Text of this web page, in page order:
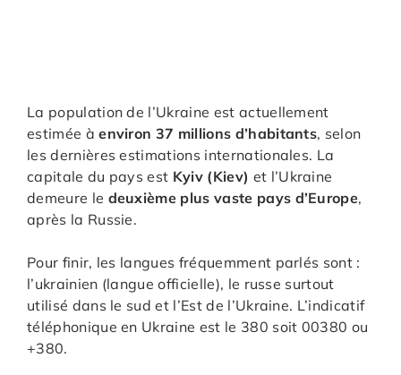
La population de l’Ukraine est actuellement
estimée àenviron 37 millions d’habitants, selon
les dernières estimations internationales. La
capitale du pays est Kyiv (Kiev) et l’Ukraine
demeure le deuxième plus vaste pays d’Europe,
après la Russie.
Pour finir, les langues fréquemment parlés sont :
l’ukrainien (langue officielle), le russe surtout
utilisé dans le sud et l’Est de l’Ukraine. L’indicatif
téléphonique en Ukraine est le 380 soit 00380 ou
+380.